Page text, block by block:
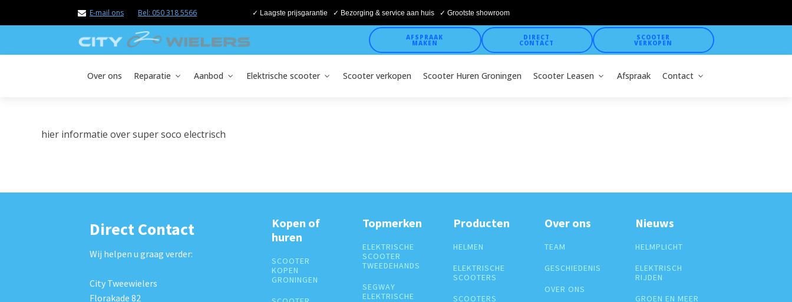
E-mail ons Bel: 050 318 5566 ✓ Laagste prijsgarantie ✓ Bezorging & service aan huis ✓ Grootste showroom
AFSPRAAK
MAKEN
DIRECT
CONTACT
SCOOTER
VERKOPEN
Over ons Reparatie Aanbod Elektrische scooter Scooter verkopen Scooter Huren Groningen Scooter Leasen Afspraak Contact
hier informatie over super soco electrisch
Direct Contact
Wij helpen u graag verder:
City Tweewielers
Florakade 82
Kopen of
huren
SCOOTER
KOPEN
GRONINGEN
Topmerken
ELEKTRISCHE
SCOOTER
TWEEDEHANDS
SEGWAY
ELEKTRISCHE
Producten
HELMEN
ELEKTRISCHE
SCOOTERS
SCOOTERS
Over ons
TEAM
GESCHIEDENIS
OVER ONS
Nieuws
HELMPLICHT
ELEKTRISCH
RIJDEN
GROEN EN MEER